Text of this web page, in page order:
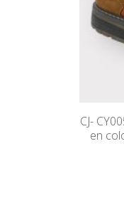
CJ-
en